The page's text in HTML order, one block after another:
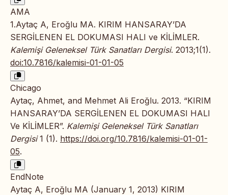
AMA
1.Aytaç A, Eroğlu MA. KIRIM HANSARAY’DA
SERGİLENEN EL DOKUMASI HALI ve KİLİMLER.
Kalemişi Geleneksel Türk Sanatları Dergisi. 2013;1(1).
doi:10.7816/kalemisi-01-01-05
Chicago
Aytaç, Ahmet, and Mehmet Ali Eroğlu. 2013. “KIRIM
HANSARAY’DA SERGİLENEN EL DOKUMASI HALI
Ve KİLİMLER”. Kalemişi Geleneksel Türk Sanatları
Dergisi1 (1). https://doi.org/10.7816/kalemisi-01-01-
05.
EndNote
Aytaç A, Eroğlu MA (January 1, 2013) KIRIM